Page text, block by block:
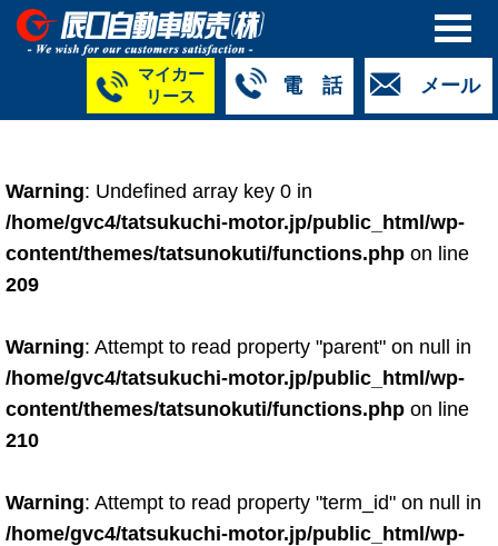
メール
電 話
4427
050-5268-
8009
2318
0024
2424
4430
マイカー
リース
Warning: Undefined array key 0 in
/home/gvc4/tatsukuchi-motor.jp/public_html/wp-
content/themes/tatsunokuti/functions.php on line
209
Warning: Attempt to read property "parent" on null in
/home/gvc4/tatsukuchi-motor.jp/public_html/wp-
content/themes/tatsunokuti/functions.php on line
210
Warning: Attempt to read property "term_id" on null in
/home/gvc4/tatsukuchi-motor.jp/public_html/wp-